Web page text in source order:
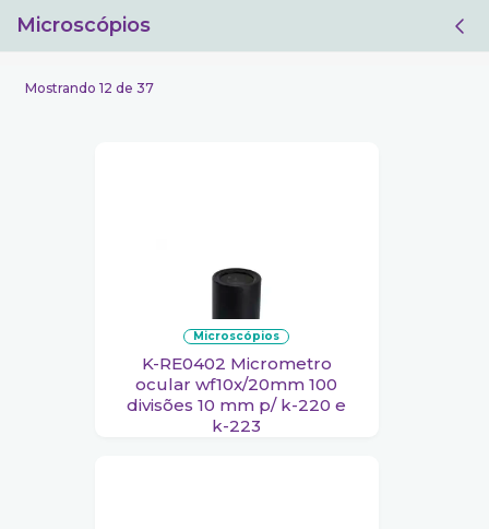
Microscópios
Mostrando 12 de 37
microscópios
K-RE0402 Micrometro
ocular wf10x/20mm 100
divisões 10 mm p/ k-220 e
k-223